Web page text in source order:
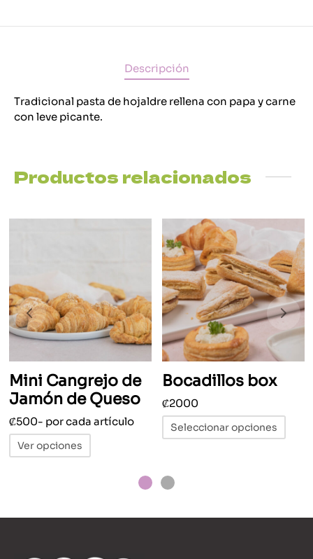
Descripción
Tradicional pasta de hojaldre rellena con papa y carne
con leve picante.
Productos relacionados
Mini Cangrejo de
Jamón de Queso
₡500- por cada artículo
Ver opciones
Bocadillos box
₡2000
Seleccionar opciones
Este